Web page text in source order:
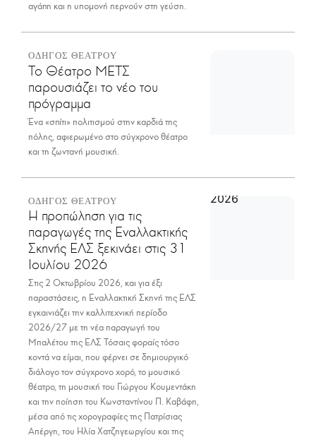
αγάπη και η υπομονή περνούν στη γεύση.
ΟΔΗΓΟΣ ΘΕΑΤΡΟΥ
Το Θέατρο ΜΕΤΣ
παρουσιάζει το νέο του
πρόγραμμα
Ένα «σπίτι» πολιτισμού στην καρδιά της
πόλης, αφιερωμένο στο σύγχρονο θέατρο
και τη ζωντανή μουσική.
ΟΔΗΓΟΣ ΘΕΑΤΡΟΥ
Η προπώληση για τις
παραγωγές της Εναλλακτικής
Σκηνής ΕΛΣ ξεκινάει στις 31
Ιουλίου 2026
Στις 2 Οκτωβρίου 2026, και για έξι
παραστάσεις, η Εναλλακτική Σκηνή της ΕΛΣ
εγκαινιάζει την καλλιτεχνική περίοδο
2026/27 με τη νέα παραγωγή του
Μπαλέτου της ΕΛΣ Τόσαις φοραίς τόσο
κοντά να είμαι, που φέρνει σε δημιουργικό
διάλογο τον σύγχρονο χορό, το μουσικό
θέατρο, τη μουσική του Γιώργου Κουμεντάκη
και την ποίηση του Κωνσταντίνου Π. Καβάφη,
μέσα από τις χορογραφίες της Πατρίσιας
Απέργη, του Ηλία Χατζηγεωργίου και της